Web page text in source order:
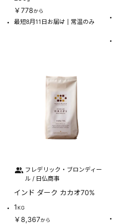
￥778から
最短8月11日お届け 常温のみ
フレデリック・ブロンディー
ル / 日仏商事
インド ダーク カカオ70%
1KG
￥8,367から